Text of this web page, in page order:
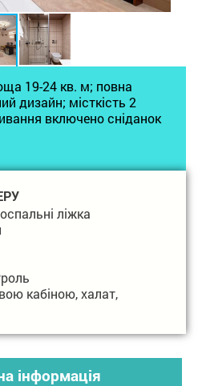
19-24 кв. м; повна
дизайн; місткість 2
включено сніданок
ліжка
кабіною, халат,
інформація